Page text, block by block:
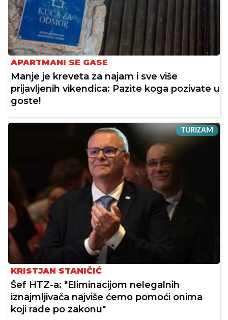
APARTMANI SE GASE
Manje je kreveta za najam i sve više
prijavljenih vikendica: Pazite koga pozivate u
goste!
TURIZAM
KRISTJAN STANIČIĆ
Šef HTZ-a: "Eliminacijom nelegalnih
iznajmljivača najviše ćemo pomoći onima
koji rade po zakonu"